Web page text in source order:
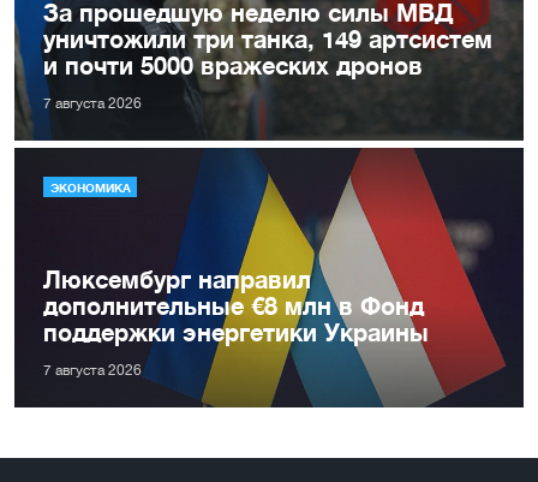
За прошедшую неделю силы МВД
уничтожили три танка, 149 артсистем
и почти 5000 вражеских дронов
7 августа 2026
ЭКОНОМИКА
Люксембург направил
дополнительные €8 млн в Фонд
поддержки энергетики Украины
7 августа 2026